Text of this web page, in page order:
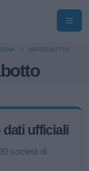
MARZABOTTO
dati ufficiali
società di